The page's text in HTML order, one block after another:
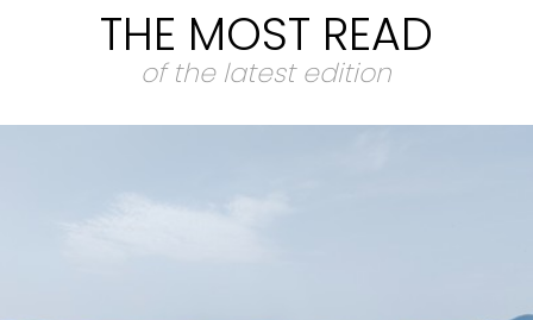
THE MOST READ
of the latest edition